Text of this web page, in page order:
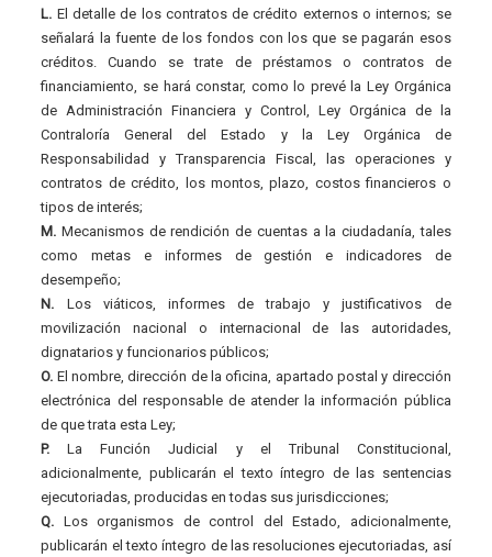
L. El detalle de los contratos de crédito externos o internos; se
señalará la fuente de los fondos con los que se pagarán esos
créditos. Cuando se trate de préstamos o contratos de
financiamiento, se hará constar, como lo prevé la Ley Orgánica
de Administración Financiera y Control, Ley Orgánica de la
Contraloría General del Estado y la Ley Orgánica de
Responsabilidad y Transparencia Fiscal, las operaciones y
contratos de crédito, los montos, plazo, costos financieros o
tipos de interés;
M. Mecanismos de rendición de cuentas a la ciudadanía, tales
como metas e informes de gestión e indicadores de
desempeño;
N. Los viáticos, informes de trabajo y justificativos de
movilización nacional o internacional de las autoridades,
dignatarios y funcionarios públicos;
O. El nombre, dirección de la oficina, apartado postal y dirección
electrónica del responsable de atender la información pública
de que trata esta Ley;
P. La Función Judicial y el Tribunal Constitucional,
adicionalmente, publicarán el texto íntegro de las sentencias
ejecutoriadas, producidas en todas sus jurisdicciones;
Q. Los organismos de control del Estado, adicionalmente,
publicarán el texto íntegro de las resoluciones ejecutoriadas, así